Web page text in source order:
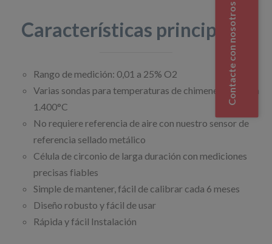
Características principales
Rango de medición: 0,01 a 25% O2
Varias sondas para temperaturas de chimenea de hasta
1.400°C
No requiere referencia de aire con nuestro sensor de
referencia sellado metálico
Célula de circonio de larga duración con mediciones
precisas fiables
Simple de mantener, fácil de calibrar cada 6 meses
Diseño robusto y fácil de usar
Rápida y fácil Instalación
Contacte con nosotros